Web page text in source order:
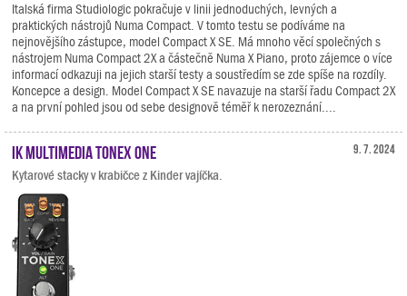
Italská firma Studiologic pokračuje v linii jednoduchých, levných a
praktických nástrojů Numa Compact. V tomto testu se podíváme na
nejnovějšího zástupce, model Compact X SE. Má mnoho věcí společných s
nástrojem Numa Compact 2X a částečně Numa X Piano, proto zájemce o více
informací odkazuji na jejich starší testy a soustředím se zde spíše na rozdíly.
Koncepce a design. Model Compact X SE navazuje na starší řadu Compact 2X
a na první pohled jsou od sebe designově téměř k nerozeznání....
9. 7. 2024
IK Multimedia TONEX ONE
Kytarové stacky v krabičce z Kinder vajíčka.